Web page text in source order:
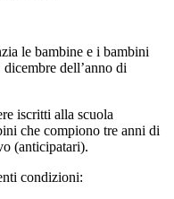
le bambine e i bambini
dell’anno di
iscritti alla scuola
che compiono tre anni di
(anticipatari).
condizioni: